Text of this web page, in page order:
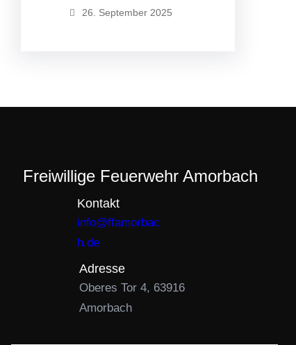
26. September 2025
Freiwillige Feuerwehr Amorbach
Kontakt
info@ffamorbac
h.de
Adresse
Oberes Tor 4, 63916
Amorbach